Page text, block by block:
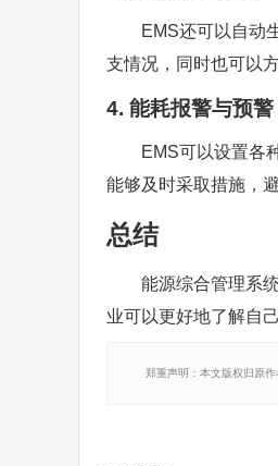
EMS还可以自动
支情况，同时也可以
4. 能耗报警与预警
EMS可以设置各
能够及时采取措施，
总结
能源综合管理系
业可以更好地了解自
郑重声明：本文版权归原